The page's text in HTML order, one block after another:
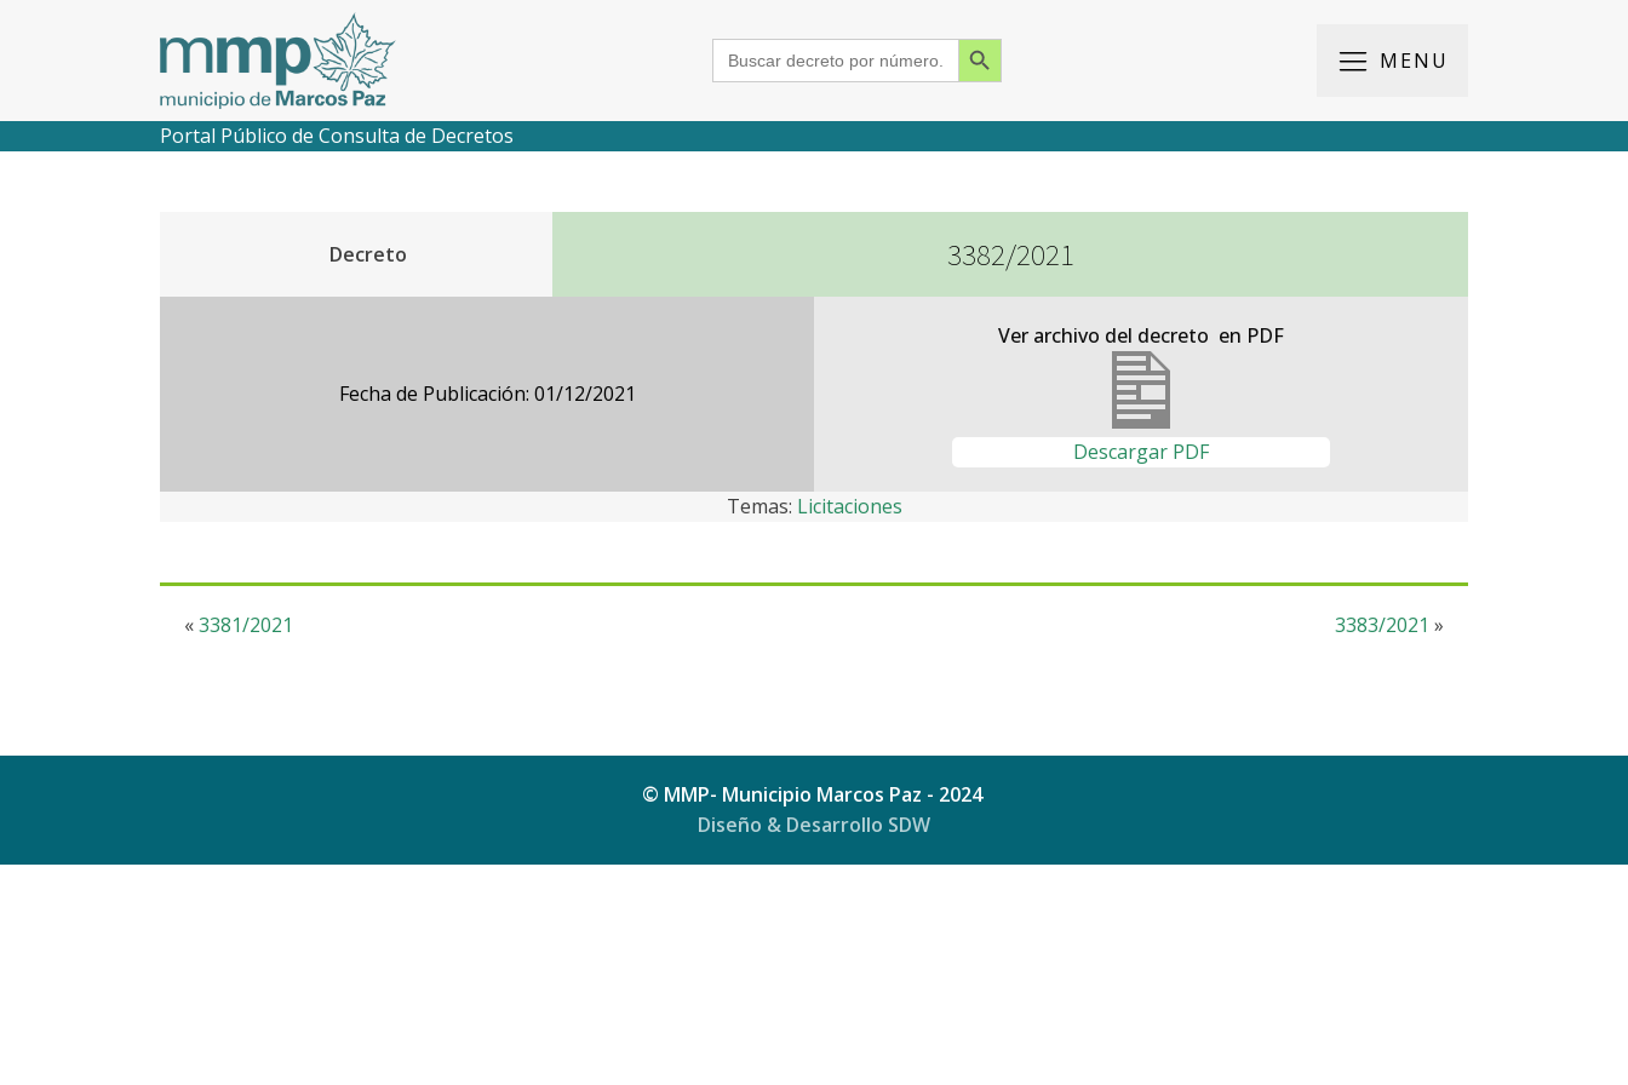
Search
for:
Search Button
MENU
2018
2017
2016
2015
Portal Público de Consulta de Decretos
Decreto 3382/2021
Fecha de Publicación: 01/12/2021
Ver archivo del decreto en PDF
Descargar PDF
Temas: Licitaciones
«3381/2021 3383/2021 »
© MMP- Municipio Marcos Paz - 2024
Diseño & Desarrollo SDW